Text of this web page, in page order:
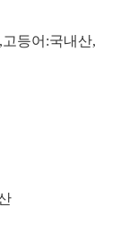
,고등어 :국내산,